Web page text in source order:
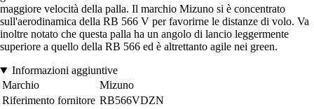
maggiore velocità della palla. Il marchio Mizuno si è concentrato
sull'aerodinamica della RB 566 V per favorirne le distanze di volo. Va
inoltre notato che questa palla ha un angolo di lancio leggermente
superiore a quello della RB 566 ed è altrettanto agile nei green.
Informazioni aggiuntive
Marchio
Mizuno
Riferimento fornitore RB566VDZN